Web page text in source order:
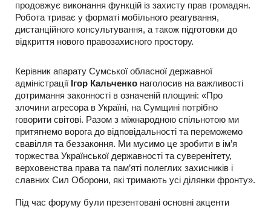
продовжує виконання функцій із захисту прав громадян.
Робота триває у форматі мобільного реагування,
дистанційного консультування, а також підготовки до
відкриття нового правозахисного простору.
Керівник апарату Сумської обласної державної
адміністрації Ігор Кальченко наголосив на важливості
дотримання законності в означеній площині: «Про
злочини агресора в Україні, на Сумщині потрібно
говорити світові. Разом з міжнародною спільнотою ми
притягнемо ворога до відповідальності та переможемо
свавілля та беззаконня. Ми мусимо це зробити в ім’я
торжества Української державності та суверенітету,
верховенства права та пам’яті полеглих захисників і
славних Сил Оборони, які тримають усі ділянки фронту».
Під час форуму були презентовані основні акценти